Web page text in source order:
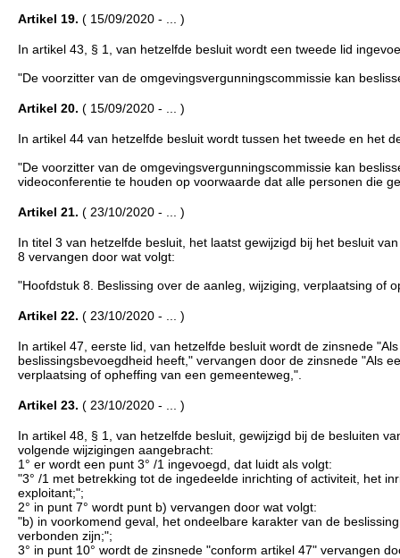
Artikel 19. ( 15/09/2020 - ... )
In artikel 43, § 1, van hetzelfde besluit wordt een tweede lid
"De voorzitter van de omgevingsvergunningscommissie kan
Artikel 20. ( 15/09/2020 - ... )
In artikel 44 van hetzelfde besluit wordt tussen het tweede en het
"De voorzitter van de omgevingsvergunningscommissie kan
videoconferentie te houden op voorwaarde dat alle personen die
Artikel 21. ( 23/10/2020 - ... )
In titel 3 van hetzelfde besluit, het laatst gewijzigd bij het besluit
8 vervangen door wat volgt:
"Hoofdstuk 8. Beslissing over de aanleg, wijziging, verplaatsing of
Artikel 22. ( 23/10/2020 - ... )
In artikel 47, eerste lid, van hetzelfde besluit wordt de zinsnede
beslissingsbevoegdheid heeft," vervangen door de zinsnede "Als
verplaatsing of opheffing van een gemeenteweg,".
Artikel 23. ( 23/10/2020 - ... )
In artikel 48, § 1, van hetzelfde besluit, gewijzigd bij de besluiten
volgende wijzigingen aangebracht:
1° er wordt een punt 3° /1 ingevoegd, dat luidt als volgt:
"3° /1 met betrekking tot de ingedeelde inrichting of activiteit, het
exploitant;";
2° in punt 7° wordt punt b) vervangen door wat volgt:
"b) in voorkomend geval, het ondeelbare karakter van de
verbonden zijn;";
3° in punt 10° wordt de zinsnede "conform artikel 47" vervangen